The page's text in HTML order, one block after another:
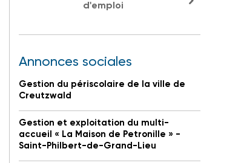
d'emploi
Annonces sociales
Gestion du périscolaire de la ville de
Creutzwald
Gestion et exploitation du multi-
accueil « La Maison de Petronille » -
Saint-Philbert-de-Grand-Lieu